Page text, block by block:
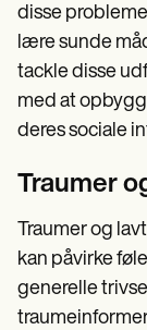
disse
lære sunde
tackle disse
med at
deres sociale
Traumer
Traumer og
kan påvirke
generelle